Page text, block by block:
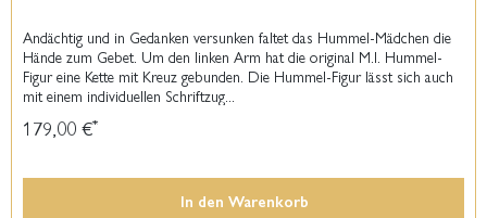
Andächtig und in Gedanken versunken faltet das Hummel-Mädchen die
Hände zum Gebet. Um den linken Arm hat die original M.I. Hummel-
Figur eine Kette mit Kreuz gebunden. Die Hummel-Figur lässt sich auch
mit einem individuellen Schriftzug...
179,00 €*
In den Warenkorb